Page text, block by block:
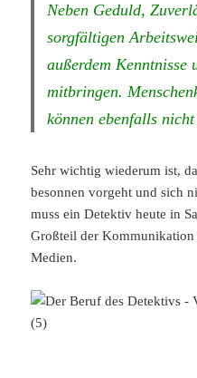
Neben Geduld,
sorgfältigen
außerdem Kenntnisse
mitbringen.
können ebenfalls nicht
Sehr wichtig wiederum ist,
besonnen vorgeht und sich
muss ein Detektiv heute in
Großteil der
Medien.